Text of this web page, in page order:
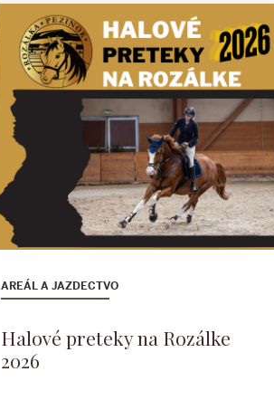
AREÁL A JAZDECTVO
Halové preteky na Rozálke
2026